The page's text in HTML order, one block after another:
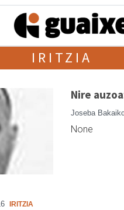
IRITZIA
IRITZIA
Nire
Joseba
None